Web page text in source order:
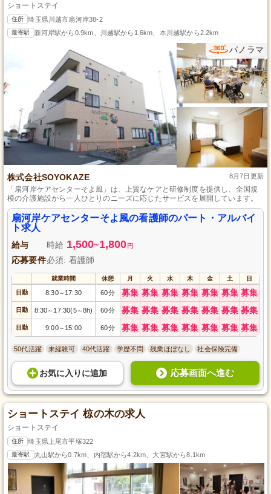
ショートステイ
住所 埼玉県川越市扇河岸38-2
最寄駅 新河岸駅から0.9km、川越駅から1.6km、本川越駅から2.2km
パノラマ
株式会社SOYOKAZE 8月7日更新
「扇河岸ケアセンターそよ風」は、上質なケアと研修制度を提供し、全国規
模の介護施設から一人ひとりのニーズに応じたサービスを展開しています。
扇河岸ケアセンターそよ風の看護師のパート・アルバイ
ト求人
給与 時給 1,500~1,800 円
応募要件必須: 看護師
就業時間 休憩 月 火 水 木 金 土 日
日勤 8:30～ 17:30 60分 募集 募集 募集 募集 募集 募集 募集
日勤 8:30～ 17:30(5～8h) 60分 募集 募集 募集 募集 募集 募集 募集
日勤 9:00～ 15:00 60分 募集 募集 募集 募集 募集 募集 募集
50代活躍 未経験可 40代活躍 学歴不問 残業ほぼなし 社会保険完備
お気に入り に追加 応募画面へ進む
ショートステイ 椋の木の求人
ショートステイ
住所 埼玉県上尾市平塚322
最寄駅 丸山駅から0.7km、内宿駅から4.2km、大宮駅から8.1km